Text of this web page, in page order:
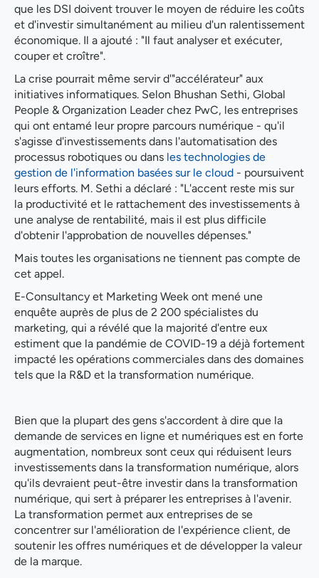
que les DSI doivent trouver le moyen de réduire les coûts
et d'investir simultanément au milieu d'un ralentissement
économique. Il a ajouté : "Il faut analyser et exécuter,
couper et croître".
La crise pourrait même servir d'"accélérateur" aux
initiatives informatiques. Selon Bhushan Sethi, Global
People & Organization Leader chez PwC, les entreprises
qui ont entamé leur propre parcours numérique - qu'il
s'agisse d'investissements dans l'automatisation des
processus robotiques ou dans les technologies de
gestion de l'information basées sur le cloud - poursuivent
leurs efforts. M. Sethi a déclaré : "L'accent reste mis sur
la productivité et le rattachement des investissements à
une analyse de rentabilité, mais il est plus difficile
d'obtenir l'approbation de nouvelles dépenses."
Mais toutes les organisations ne tiennent pas compte de
cet appel.
E-Consultancy et Marketing Week ont mené une
enquête auprès de plus de 2 200 spécialistes du
marketing, qui a révélé que la majorité d'entre eux
estiment que la pandémie de COVID-19 a déjà fortement
impacté les opérations commerciales dans des domaines
tels que la R&D et la transformation numérique.
Bien que la plupart des gens s'accordent à dire que la
demande de services en ligne et numériques est en forte
augmentation, nombreux sont ceux qui réduisent leurs
investissements dans la transformation numérique, alors
qu'ils devraient peut-être investir dans la transformation
numérique, qui sert à préparer les entreprises à l'avenir.
La transformation permet aux entreprises de se
concentrer sur l'amélioration de l'expérience client, de
soutenir les offres numériques et de développer la valeur
de la marque.